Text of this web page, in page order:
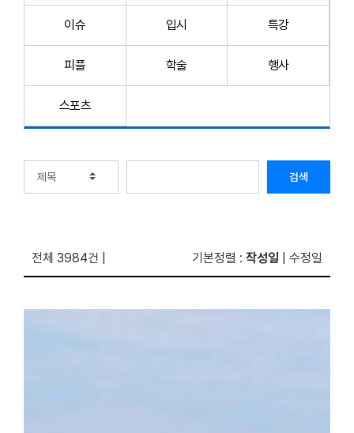
이슈 입시 특강
피플 학술 행사
스포츠
검색
전체 3984건 기본정렬 : 작성일 수정일